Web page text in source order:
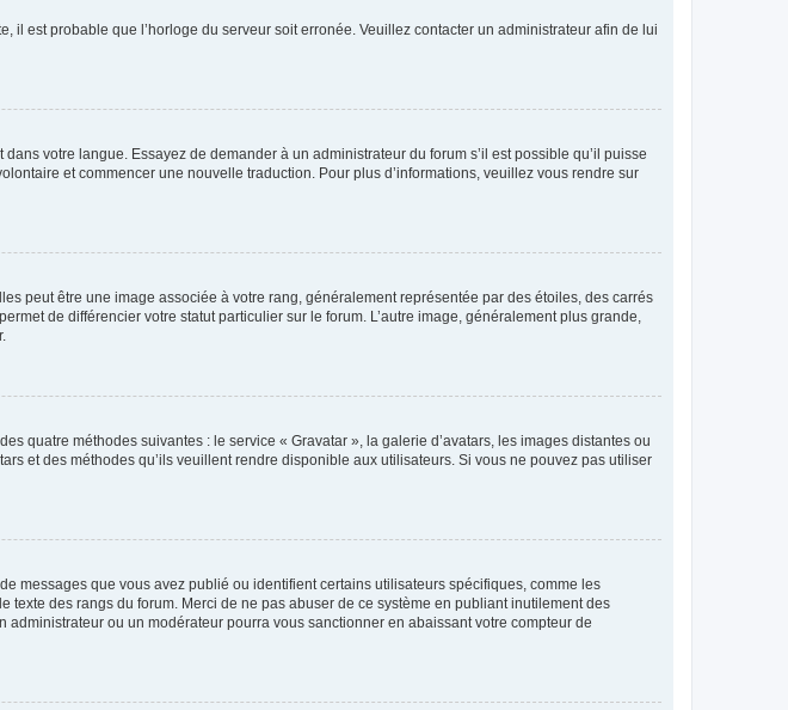
il est probable que l’horloge du serveur soit erronée. Veuillez contacter un administrateur afin de lui
votre langue. Essayez de demander à un administrateur du forum s’il est possible qu’il puisse
et commencer une nouvelle traduction. Pour plus d’informations, veuillez vous rendre sur
peut être une image associée à votre rang, généralement représentée par des étoiles, des carrés
de différencier votre statut particulier sur le forum. L’autre image, généralement plus grande,
quatre méthodes suivantes : le service « Gravatar », la galerie d’avatars, les images distantes ou
et des méthodes qu’ils veuillent rendre disponible aux utilisateurs. Si vous ne pouvez pas utiliser
messages que vous avez publié ou identifient certains utilisateurs spécifiques, comme les
des rangs du forum. Merci de ne pas abuser de ce système en publiant inutilement des
ou un modérateur pourra vous sanctionner en abaissant votre compteur de